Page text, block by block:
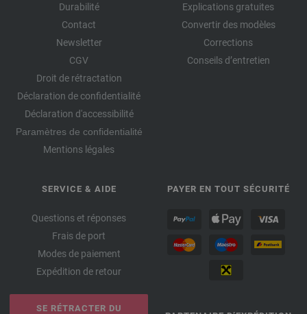
Durabilité
Contact
Newsletter
CGV
Droit de rétractation
Déclaration de confidentialité
Déclaration d'accessibilité
Paramètres de confidentialité
Mentions légales
Explications gratuites
Convertir des modèles
Corrections
Conseils d’entretien
SERVICE & AIDE
Questions et réponses
Frais de port
Modes de paiement
Expédition de retour
SE RÉTRACTER DU
PAYER EN TOUT SÉCURITÉ